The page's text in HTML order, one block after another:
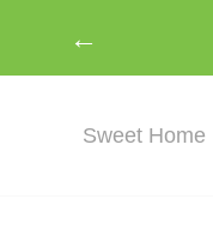
←
Sweet Home